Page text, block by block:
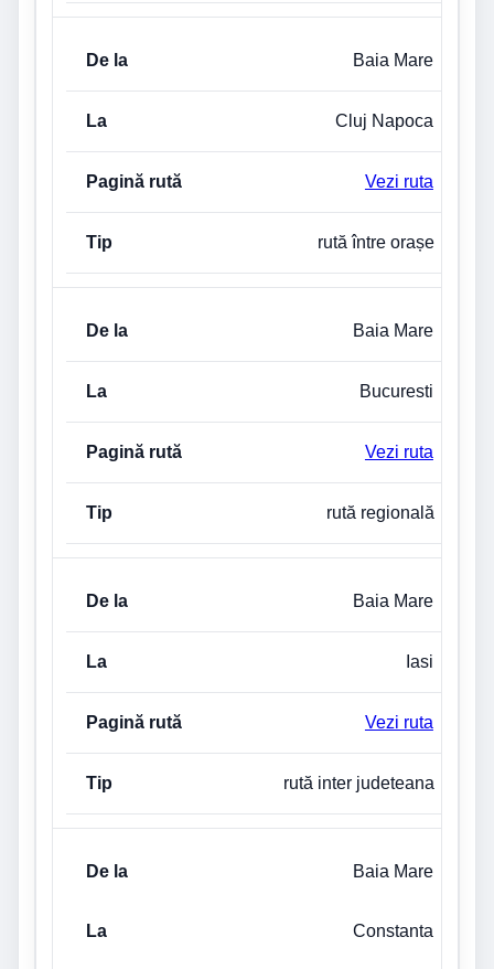
Baia Mare
Cluj Napoca
Vezi ruta
rută între orașe
Baia Mare
Bucuresti
Vezi ruta
rută regională
Baia Mare
Iasi
Vezi ruta
rută inter judeteana
Baia Mare
Constanta